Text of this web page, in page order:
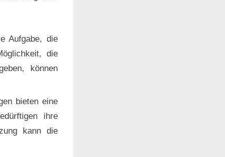
Aufgabe, die
die
können
bieten eine
ihre
kann die